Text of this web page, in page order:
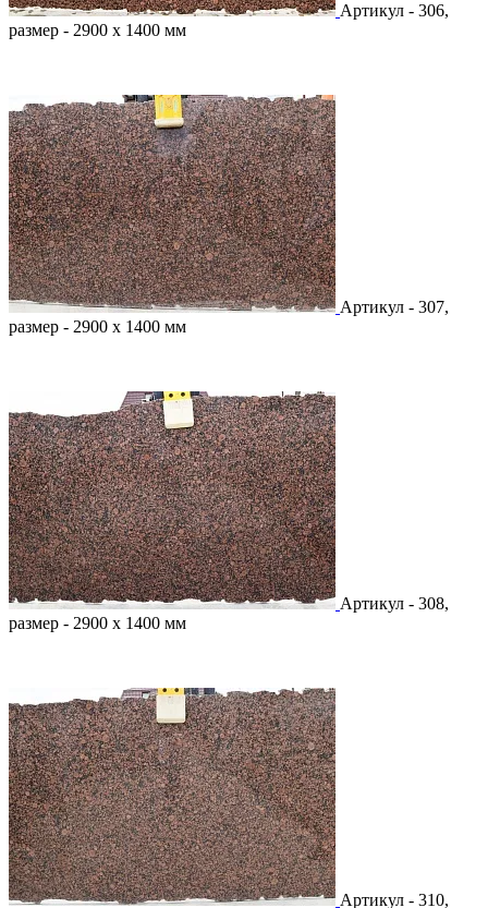
Артикул - 306,
размер - 2900 х 1400 мм
Артикул - 307,
размер - 2900 х 1400 мм
Артикул - 308,
размер - 2900 х 1400 мм
Артикул - 310,